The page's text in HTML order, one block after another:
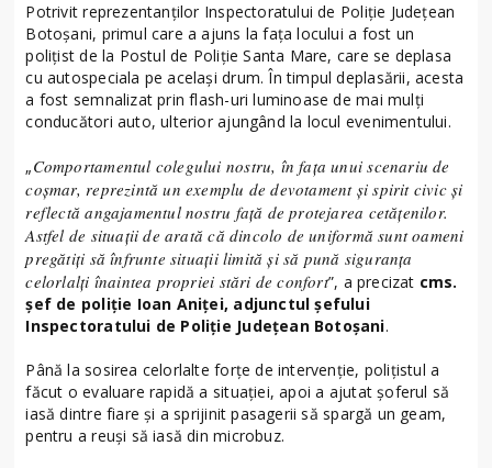
Potrivit reprezentanților Inspectoratului de Poliție Județean
Botoșani, primul care a ajuns la fața locului a fost un
polițist de la Postul de Poliție Santa Mare, care se deplasa
cu autospeciala pe același drum. În timpul deplasării, acesta
a fost semnalizat prin flash-uri luminoase de mai mulți
conducători auto, ulterior ajungând la locul evenimentului.
„Comportamentul colegului nostru, în fața unui scenariu de
coșmar, reprezintă un exemplu de devotament și spirit civic și
reflectă angajamentul nostru față de protejarea cetățenilor.
Astfel de situații de arată că dincolo de uniformă sunt oameni
pregătiți să înfrunte situații limită și să pună siguranța
celorlalți înaintea propriei stări de confort”, a precizat cms.
șef de poliție Ioan Aniței, adjunctul șefului
Inspectoratului de Poliție Județean Botoșani.
Până la sosirea celorlalte forțe de intervenție, polițistul a
făcut o evaluare rapidă a situației, apoi a ajutat șoferul să
iasă dintre fiare și a sprijinit pasagerii să spargă un geam,
pentru a reuși să iasă din microbuz.